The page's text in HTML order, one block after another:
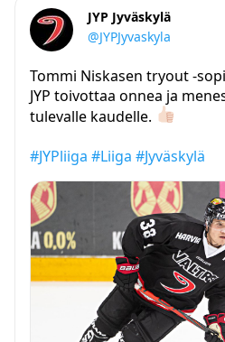
JYP Jyväskylä
@JYPJyvaskyla
Tommi Niskasen tryout -
JYP toivottaa onnea ja
tulevalle kaudelle.
#JYPliiga #Liiga #Jyväskylä